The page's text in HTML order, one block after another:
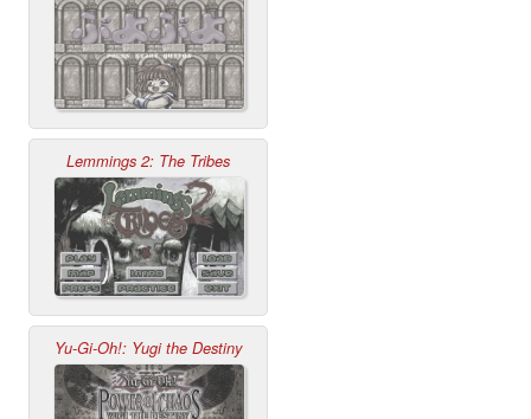
Lemmings 2: The Tribes
Yu-Gi-Oh!: Yugi the Destiny